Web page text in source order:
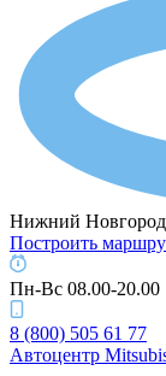
Нижний
Построить
Пн-Вс 08.00-20.00
8 (800) 505 61 77
Автоцентр